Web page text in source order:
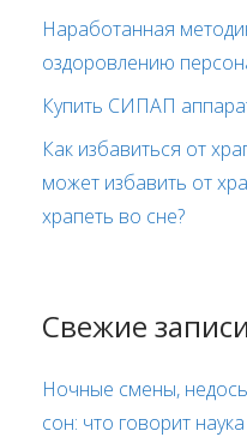
Наработанная
оздоровлению
Купить СИПАП
Как избавиться от
может избавить от
храпеть во сне?
Свежие записи
Ночные смены,
сон: что говорит